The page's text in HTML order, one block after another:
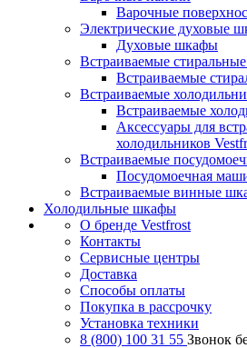
Варочные
Электрические духовые
Духовые шкафы
Встраиваемые
Встраиваемые
Встраиваемые
Встраиваемые
Аксессуары для
холодильников
Встраиваемые
Посудомоечная
Встраиваемые винные
Холодильные шкафы
О бренде Vestfrost
Контакты
Сервисные центры
Доставка
Способы оплаты
Покупка в рассрочку
Установка техники
8 (800) 100 31 55 Звонок